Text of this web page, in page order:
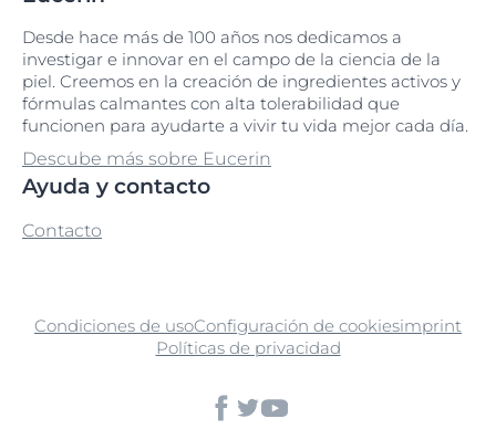
Desde hace más de 100 años nos dedicamos a
investigar e innovar en el campo de la ciencia de la
piel. Creemos en la creación de ingredientes activos y
fórmulas calmantes con alta tolerabilidad que
funcionen para ayudarte a vivir tu vida mejor cada día.
Descube más sobre Eucerin
Ayuda y contacto
Contacto
Condiciones de usoConfiguración de cookiesimprint
Políticas de privacidad